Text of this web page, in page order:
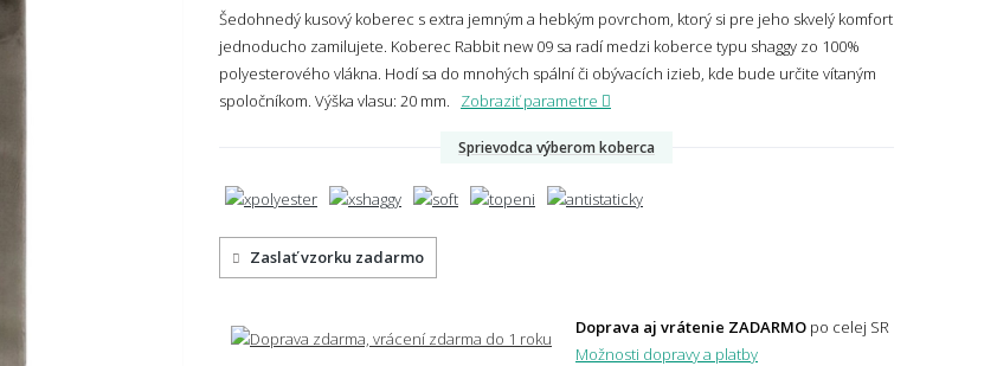
Šedohnedý kusový koberec s extra jemným a hebkým povrchom, ktorý si pre jeho skvelý komfort
jednoducho zamilujete. Koberec Rabbit new 09 sa radí medzi koberce typu shaggy zo 100%
polyesterového vlákna. Hodí sa do mnohých spální či obývacích izieb, kde bude určite vítaným
spoločníkom. Výška vlasu: 20 mm. Zobraziť parametre
Sprievodca výberom koberca
Zaslať vzorku zadarmo
Doprava aj vrátenie ZADARMO po celej SR
Možnosti dopravy a platby